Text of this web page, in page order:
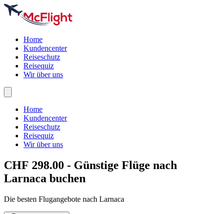
Home
Kundencenter
Reiseschutz
Reisequiz
Wir über uns
Home
Kundencenter
Reiseschutz
Reisequiz
Wir über uns
CHF 298.00 - Günstige Flüge nach
Larnaca buchen
Die besten Flugangebote nach Larnaca